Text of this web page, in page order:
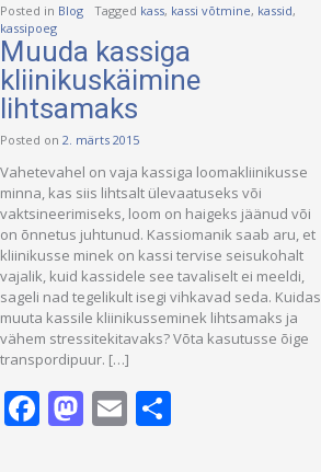
Posted in Blog Tagged kass, kassi võtmine, kassid,
kassipoeg
Muuda kassiga
kliinikuskäimine
lihtsamaks
Posted on 2. märts 2015
Vahetevahel on vaja kassiga loomakliinikusse
minna, kas siis lihtsalt ülevaatuseks või
vaktsineerimiseks, loom on haigeks jäänud või
on õnnetus juhtunud. Kassiomanik saab aru, et
kliinikusse minek on kassi tervise seisukohalt
vajalik, kuid kassidele see tavaliselt ei meeldi,
sageli nad tegelikult isegi vihkavad seda. Kuidas
muuta kassile kliinikusseminek lihtsamaks ja
vähem stressitekitavaks? Võta kasutusse õige
transpordipuur. […]
Facebook
Mastodon
Email